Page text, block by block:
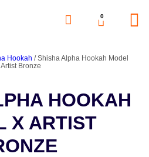
0
Hookah / Shisha Alpha Hookah Model
Bronze
HOOKAH
X ARTIST